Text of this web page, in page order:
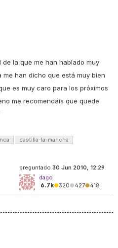
la que me han hablado muy
me han dicho que está muy bien
es muy caro para los próximos
me recomendáis que quede
castilla-la-mancha
preguntado 30 Jun 2010, 12:29
dago
6.7k●320●427●418